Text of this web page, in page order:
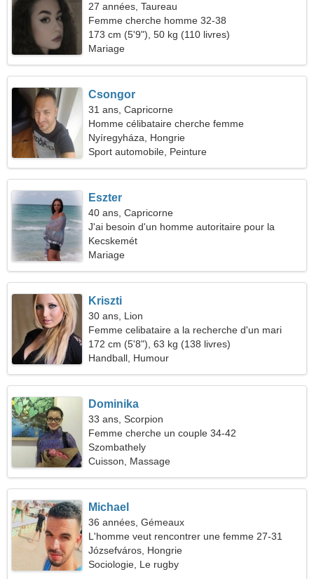
27 années, Taureau
Femme cherche homme 32-38
173 cm (5'9"), 50 kg (110 livres)
Mariage
Csongor
31 ans, Capricorne
Homme célibataire cherche femme
Nyíregyháza, Hongrie
Sport automobile, Peinture
Eszter
40 ans, Capricorne
J'ai besoin d'un homme autoritaire pour la
romance
Kecskemét
Mariage
Kriszti
30 ans, Lion
Femme celibataire a la recherche d'un mari
172 cm (5'8"), 63 kg (138 livres)
Handball, Humour
Dominika
33 ans, Scorpion
Femme cherche un couple 34-42
Szombathely
Cuisson, Massage
Michael
36 années, Gémeaux
L'homme veut rencontrer une femme 27-31
Józsefváros, Hongrie
Sociologie, Le rugby